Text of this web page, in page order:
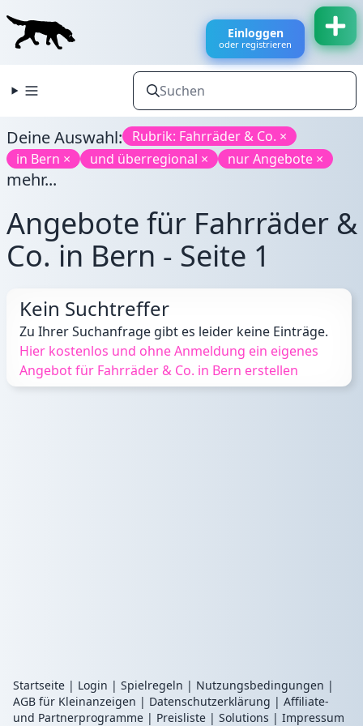
Einloggen
oder registrieren
Deine Auswahl:
Rubrik: Fahrräder & Co. ×
in Bern ×
und überregional × nur Angebote ×
mehr...
Angebote für Fahrräder &
Co. in Bern - Seite 1
Kein Suchtreffer
Zu Ihrer Suchanfrage gibt es leider keine Einträge.
Hier kostenlos und ohne Anmeldung ein eigenes
Angebot für Fahrräder & Co. in Bern erstellen
Startseite | Login | Spielregeln | Nutzungsbedingungen |
AGB für Kleinanzeigen | Datenschutzerklärung | Affiliate-
und Partnerprogramme | Preisliste | Solutions | Impressum